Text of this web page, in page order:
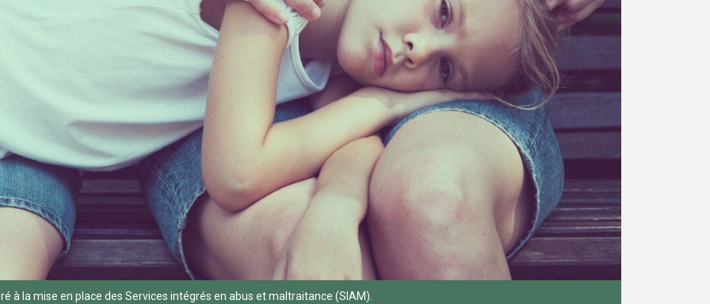
à la mise en place des Services intégrés en abus et maltraitance (SIAM).